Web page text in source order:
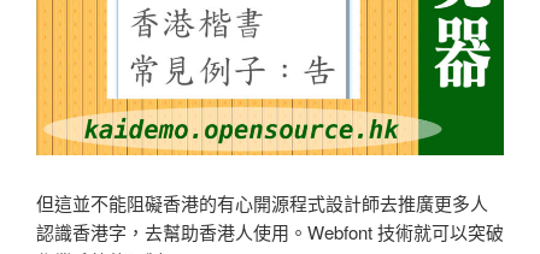
但這並不能阻礙香港的有心開源程式設計師去推廣更多人
認識香港字，去幫助香港人使用。Webfont 技術就可以突破